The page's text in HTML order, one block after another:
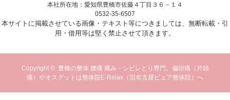
本社所在地：愛知県豊橋市佐藤４丁目３６－１４
0532-35-6507
本サイトに掲載させている画像・テキスト等につきましては、無断転載・引
用・借用等は堅く禁止させて頂きます。
Copyright © 豊橋の整体 腰痛 痛み・シビレとり専門。偏頭痛（片頭
痛）やオスグットは整体院E-Relax（旧名古屋ピュア整体院）へ